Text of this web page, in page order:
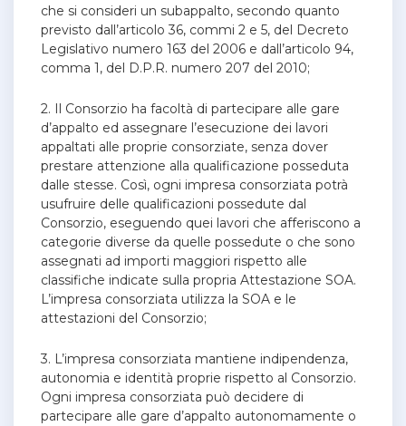
che si consideri un subappalto, secondo quanto
previsto dall’articolo 36, commi 2 e 5, del Decreto
Legislativo numero 163 del 2006 e dall’articolo 94,
comma 1, del D.P.R. numero 207 del 2010;
2. Il Consorzio ha facoltà di partecipare alle gare
d’appalto ed assegnare l’esecuzione dei lavori
appaltati alle proprie consorziate, senza dover
prestare attenzione alla qualificazione posseduta
dalle stesse. Così, ogni impresa consorziata potrà
usufruire delle qualificazioni possedute dal
Consorzio, eseguendo quei lavori che afferiscono a
categorie diverse da quelle possedute o che sono
assegnati ad importi maggiori rispetto alle
classifiche indicate sulla propria Attestazione SOA.
L’impresa consorziata utilizza la SOA e le
attestazioni del Consorzio;
3. L’impresa consorziata mantiene indipendenza,
autonomia e identità proprie rispetto al Consorzio.
Ogni impresa consorziata può decidere di
partecipare alle gare d’appalto autonomamente o